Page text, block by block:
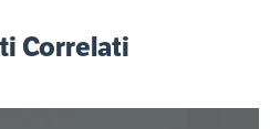
Correlati